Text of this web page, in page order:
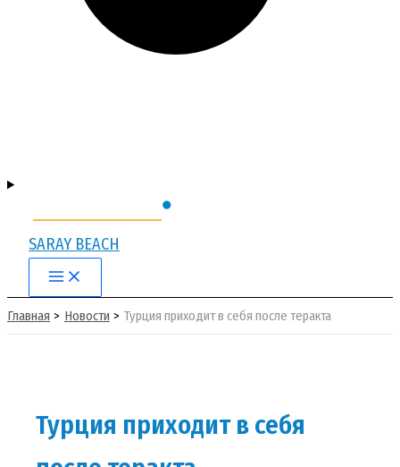
SARAY BEACH
Main
Menu
Главная Новости Турция приходит в себя после теракта
Турция приходит в себя